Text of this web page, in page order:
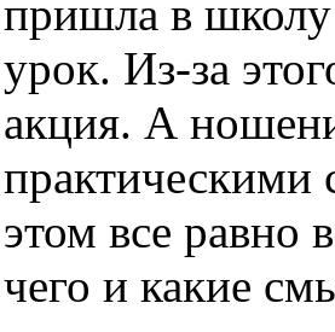
пришла в школу
урок. Из-за
акция. А
этом все равно
чего и какие